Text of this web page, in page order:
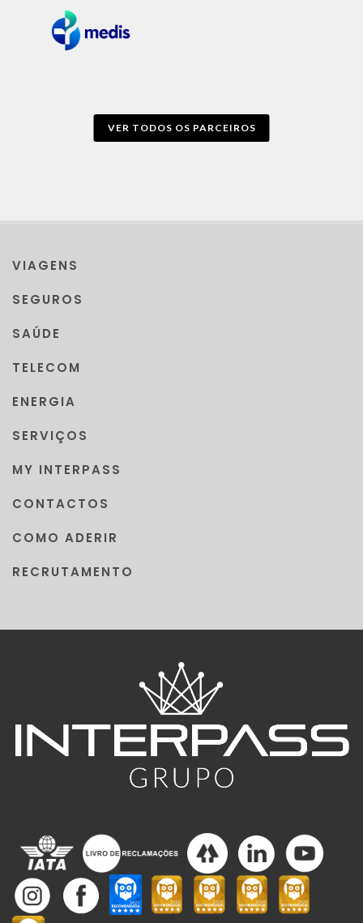
VER TODOS OS PARCEIROS
VIAGENS
SEGUROS
SAÚDE
TELECOM
ENERGIA
SERVIÇOS
MY INTERPASS
CONTACTOS
COMO ADERIR
RECRUTAMENTO